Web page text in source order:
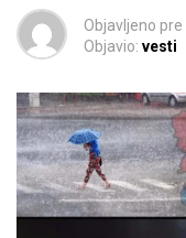
Objavljeno pre
Objavio: vesti